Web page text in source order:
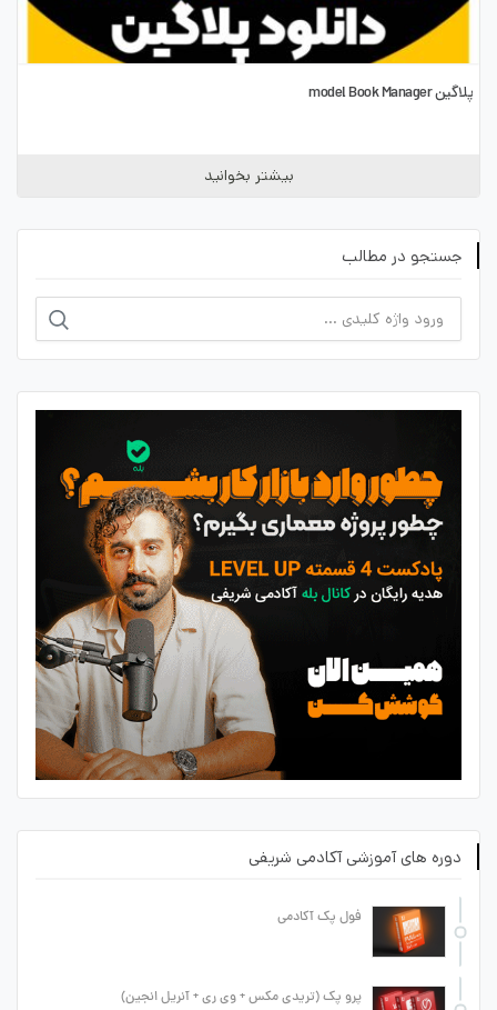
پلاگین model Book Manager
بیشتر بخوانید
جستجو در مطالب
دوره های آموزشی آکادمی شریفی
فول پک آکادمی
پرو پک (تریدی مکس + وی ری + آنریل انجین)